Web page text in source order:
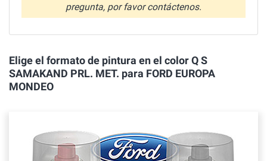
pregunta, por favor contáctenos.
Elige el formato de pintura en el color Q S
SAMAKAND PRL. MET. para FORD EUROPA
MONDEO